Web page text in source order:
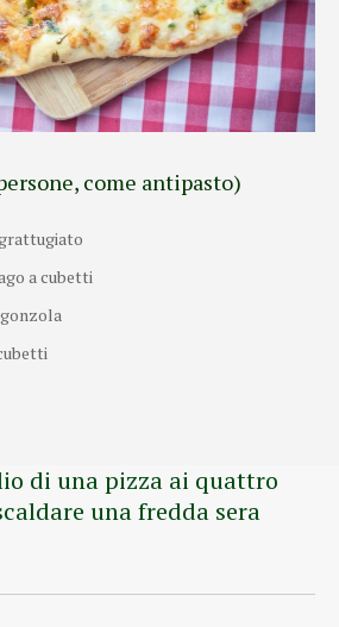
come antipasto)
a cubetti
di una pizza ai quattro
una fredda sera